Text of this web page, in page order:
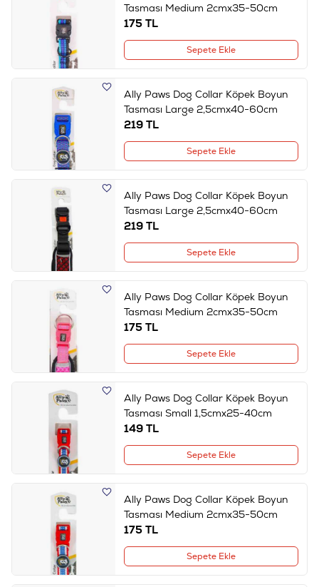
Tasması Medium 2cmx35-50cm
175TL
Sepete Ekle
Ally Paws Dog Collar Köpek Boyun
Tasması Large 2,5cmx40-60cm
219TL
Sepete Ekle
Ally Paws Dog Collar Köpek Boyun
Tasması Large 2,5cmx40-60cm
219TL
Sepete Ekle
Ally Paws Dog Collar Köpek Boyun
Tasması Medium 2cmx35-50cm
175TL
Sepete Ekle
Ally Paws Dog Collar Köpek Boyun
Tasması Small 1,5cmx25-40cm
149TL
Sepete Ekle
Ally Paws Dog Collar Köpek Boyun
Tasması Medium 2cmx35-50cm
175TL
Sepete Ekle